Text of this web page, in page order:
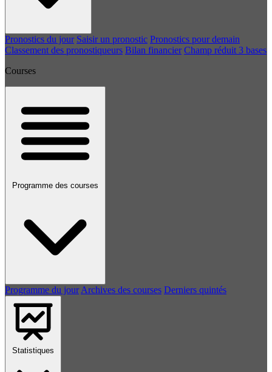
Pronostics du jour Saisir un pronostic Pronostics pour demain
Classement des pronostiqueurs Bilan financier Champ réduit 3 bases
Courses
Programme des courses
Programme du jour Archives des courses Derniers quintés
Statistiques